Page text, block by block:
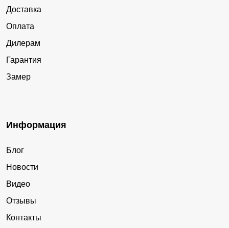
Доставка
Оплата
Дилерам
Гарантия
Замер
Информация
Блог
Новости
Видео
Отзывы
Контакты